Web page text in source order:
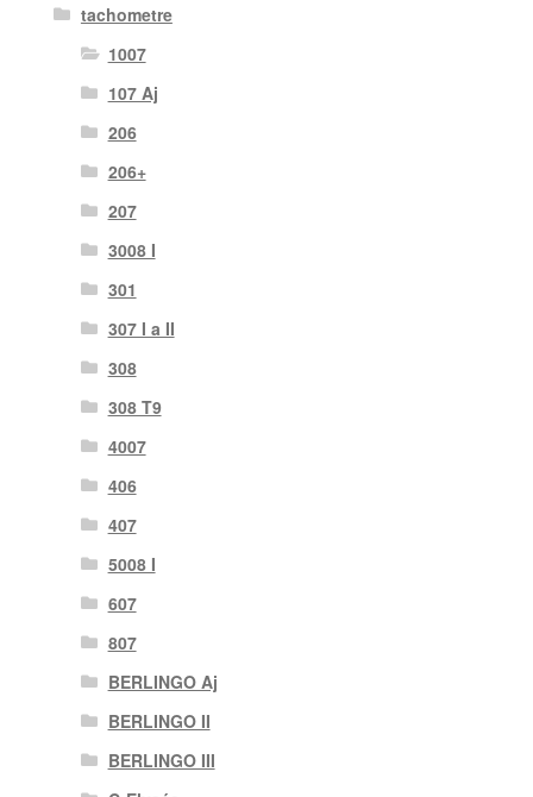
tachometre
1007
107 Aj
206
206+
207
3008 I
301
307 I a II
308
308 T9
4007
406
407
5008 I
607
807
BERLINGO Aj
BERLINGO II
BERLINGO III